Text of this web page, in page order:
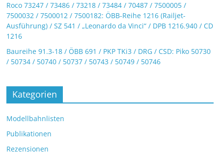
Roco 73247 / 73486 / 73218 / 73484 / 70487 / 7500005 /
7500032 / 7500012 / 7500182: ÖBB-Reihe 1216 (Railjet-
Ausführung) / SZ 541 / „Leonardo da Vinci“ / DPB 1216.940 / CD
1216
Baureihe 91.3-18 / ÖBB 691 / PKP TKi3 / DRG / CSD: Piko 50730
/ 50734 / 50740 / 50737 / 50743 / 50749 / 50746
Kategorien
Modellbahnlisten
Publikationen
Rezensionen